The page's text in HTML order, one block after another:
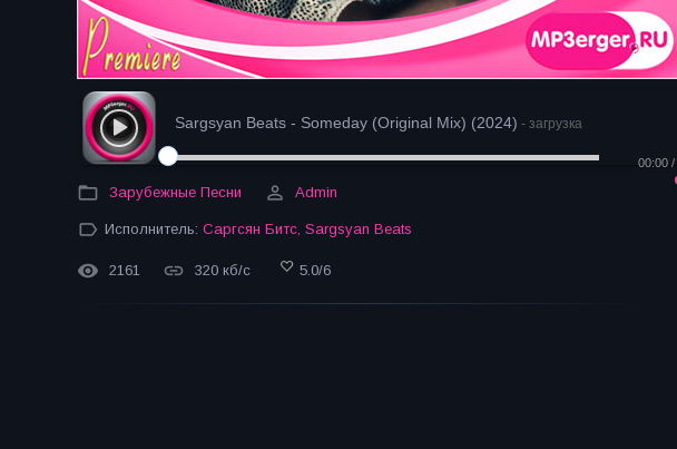
Sargsyan Beats - Someday (Original Mix) (2024) - загрузка
00:00 /
Зарубежные Песни Admin
Исполнитель: Саргсян Битс Sargsyan Beats
2161 320 кб/с 5.0/6